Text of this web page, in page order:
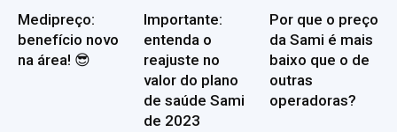
Medipreço:
benefício novo
na área! 😎
Importante:
entenda o
reajuste no
valor do plano
de saúde Sami
de 2023
Por que o preço
da Sami é mais
baixo que o de
outras
operadoras?